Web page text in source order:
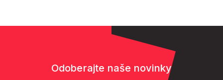
Odoberajte naše novinky